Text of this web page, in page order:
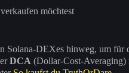
möchtest
Solana-DEXes hinweg, um für
DCA (Dollar-Cost-Averaging)